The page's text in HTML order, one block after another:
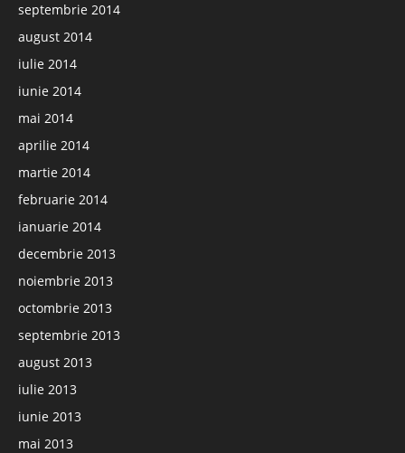
septembrie 2014
august 2014
iulie 2014
iunie 2014
mai 2014
aprilie 2014
martie 2014
februarie 2014
ianuarie 2014
decembrie 2013
noiembrie 2013
octombrie 2013
septembrie 2013
august 2013
iulie 2013
iunie 2013
mai 2013